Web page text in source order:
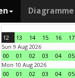
Diagramme
12 13 14 15 16 17
Sun 9 Aug 2026
00
01 02 03 04 05
Mon 10 Aug 2026
00
01 02 03 04 05